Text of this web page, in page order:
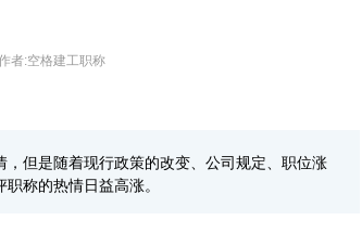
者:空格建工职称
但是随着现行政策的改变、公司规定、职位涨
称的热情日益高涨。